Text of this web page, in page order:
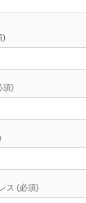
)
須)
ス (必須)